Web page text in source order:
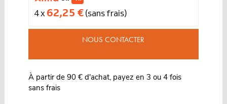
4 x62,25 €(sans frais)
NOUS CONTACTER
À partir de 90 € d'achat, payez en 3 ou 4 fois
sans frais